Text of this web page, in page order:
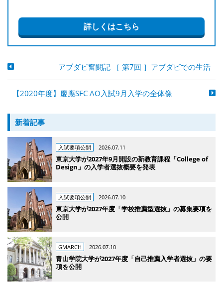
詳しくはこちら
アブダビ奮闘記 ［ 第7回 ］アブダビでの生活
【2020年度】慶應SFC AO入試9月入学の全体像
新着記事
入試要項公開 2026.07.11
東京大学が2027年9月開設の新教育課程「College of
Design」の入学者選抜概要を発表
入試要項公開 2026.07.10
東京大学が2027年度「学校推薦型選抜」の募集要項を
公開
GMARCH 2026.07.10
青山学院大学が2027年度「自己推薦入学者選抜」の要
項を公開